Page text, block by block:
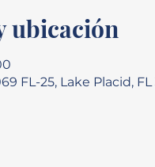
ubicación
FL-25, Lake Placid,